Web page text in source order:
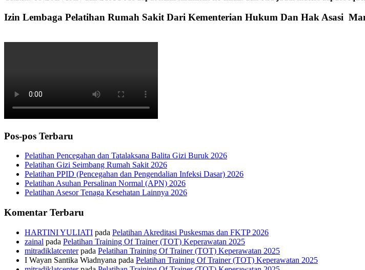
Izin Lembaga Pelatihan Rumah Sakit Dari Kementerian Hukum Dan Hak Asasi
Pos-pos Terbaru
Pelatihan Pencegahan dan Tatalaksana Balita Gizi Buruk 2026
Pelatihan Gizi Seimbang Rumah Sakit 2026
Pelatihan PPID (Pencegahan dan Pengendalian Infeksi Dasar) 2026
Pelatihan Asuhan Persalinan Normal (APN) 2026
Pelatihan Asesor Tenaga Kesehatan Lainnya 2026
Komentar Terbaru
HARTINI YULIATI pada Pelatihan Akreditasi Puskesmas dan FKTP 2026
zainal pada Pelatihan Training Of Trainer (TOT) Keperawatan 2025
mitradiklatcenterpada Pelatihan Training Of Trainer (TOT) Keperawatan 2025
I Wayan Santika Wiadnyana pada Pelatihan Training Of Trainer (TOT) Keperawatan 2025